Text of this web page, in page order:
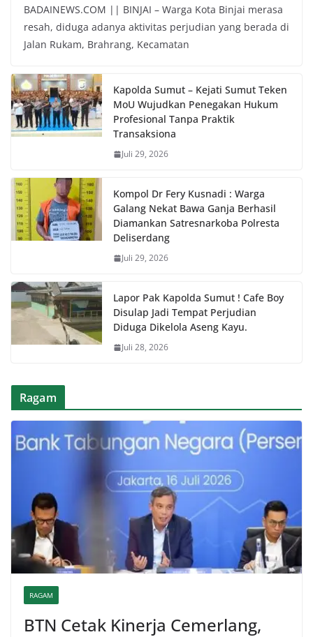
BADAINEWS.COM || BINJAI – Warga Kota Binjai merasa
resah, diduga adanya aktivitas perjudian yang berada di
Jalan Rukam, Brahrang, Kecamatan
Kapolda Sumut – Kejati Sumut Teken
MoU Wujudkan Penegakan Hukum
Profesional Tanpa Praktik
Transaksiona
Juli 29, 2026
Kompol Dr Fery Kusnadi : Warga
Galang Nekat Bawa Ganja Berhasil
Diamankan Satresnarkoba Polresta
Deliserdang
Juli 29, 2026
Lapor Pak Kapolda Sumut ! Cafe Boy
Disulap Jadi Tempat Perjudian
Diduga Dikelola Aseng Kayu.
Juli 28, 2026
Ragam
RAGAM
BTN Cetak Kinerja Cemerlang,